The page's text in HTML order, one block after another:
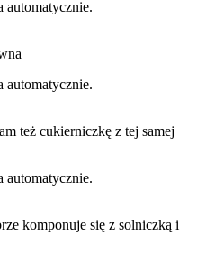
automatycznie.
automatycznie.
też cukierniczkę z tej samej
automatycznie.
komponuje się z solniczką i